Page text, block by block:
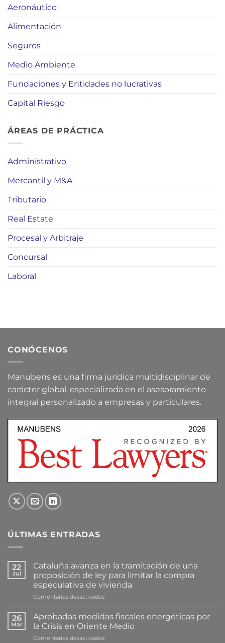
Aeronáutico
Alimentación
Seguros
Medio Ambiente
Fundaciones y Entidades no lucrativas
Capital Riesgo
ÁREAS DE PRÁCTICA
Administrativo
Mercantil y M&A
Tributario
Real Estate
Procesal y Arbitraje
Concursal
Laboral
CONÓCENOS
Manubens es una firma jurídica multidisciplinar de
carácter global, especializada en el asesoramiento
integral personalizado a empresas y particulares.
ÚLTIMAS ENTRADAS
22
Jul
Cataluña avanza en la tramitación de una
proposición de ley para limitar la compra
especulativa de vivienda
Comentarios desactivadosen
avanza
en
la
tramitación
26
Mar
Aprobadas medidas fiscales energéticas por
la Crisis en Oriente Medio
Comentarios desactivadosen